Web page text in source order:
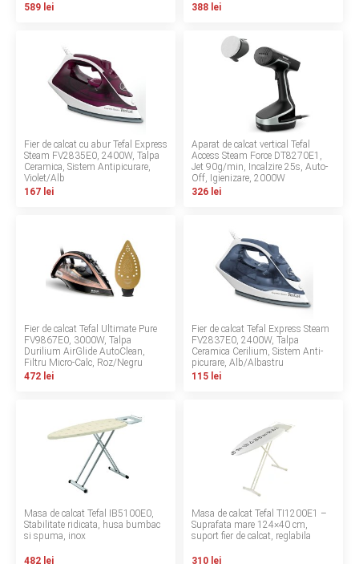
BALANSOARE COPII
BABY MONITORS
CASA SI CURATENIE
BAIE SI TOALETA
Despre noi
Regulament giveaway
Showroom
Depozit
Q & A
589 lei
388 lei
Fier de calcat cu abur Tefal Express
Steam FV2835E0, 2400W, Talpa
Ceramica, Sistem Antipicurare,
Violet/Alb
167 lei
Aparat de calcat vertical Tefal
Access Steam Force DT8270E1,
Jet 90g/min, Incalzire 25s, Auto-
Off, Igienizare, 2000W
326 lei
Fier de calcat Tefal Ultimate Pure
FV9867E0, 3000W, Talpa
Durilium AirGlide AutoClean,
Filtru Micro-Calc, Roz/Negru
472 lei
Fier de calcat Tefal Express Steam
FV2837E0, 2400W, Talpa
Ceramica Cerilium, Sistem Anti-
picurare, Alb/Albastru
115 lei
Masa de calcat Tefal IB5100E0,
Stabilitate ridicata, husa bumbac
si spuma, inox
482 lei
Masa de calcat Tefal TI1200E1 –
Suprafata mare 124×40 cm,
suport fier de calcat, reglabila
310 lei